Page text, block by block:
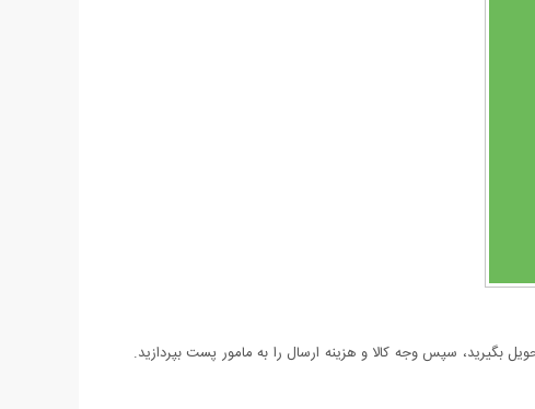
بگیرید، سپس وجه کالا و هزینه ارسال را به مامور پست بپردازید.